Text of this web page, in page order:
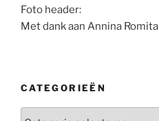
Foto header:
Met dank aan Annina Romita
CATEGORIEËN